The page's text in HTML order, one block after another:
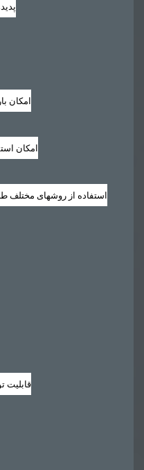
امکان
امکان
استفاده از روشهای مختلف
قابلیت